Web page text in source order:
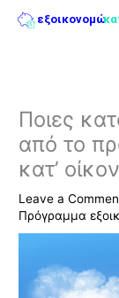
Ποιες
από το
κατ’
Leave a
Πρόγραμμα